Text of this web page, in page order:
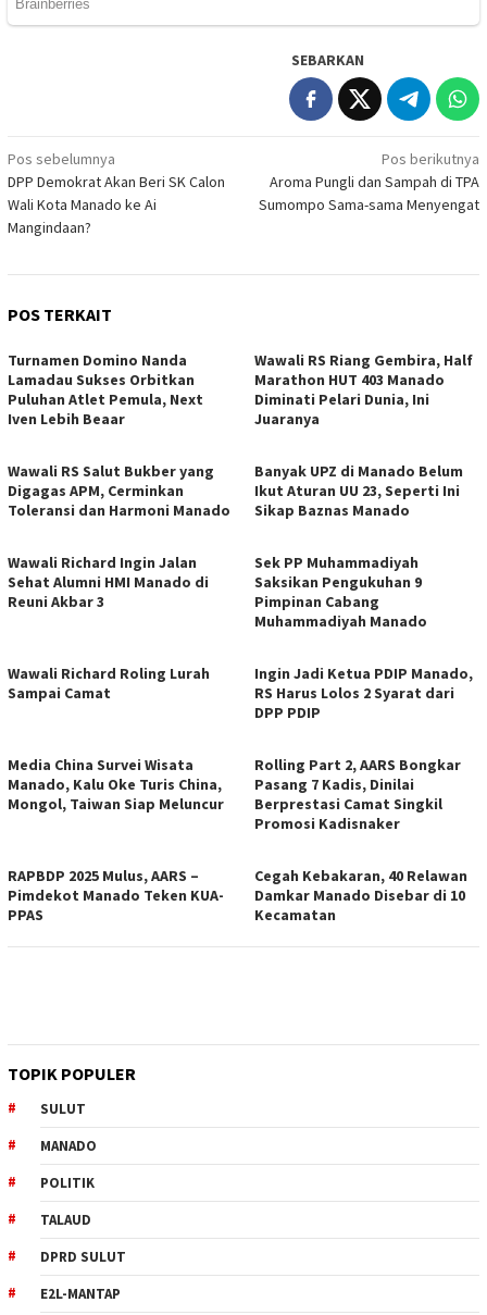
SEBARKAN
Navigasi
pos
Pos sebelumnya
DPP Demokrat Akan Beri SK Calon
Wali Kota Manado ke Ai
Mangindaan?
Pos berikutnya
Aroma Pungli dan Sampah di TPA
Sumompo Sama-sama Menyengat
POS TERKAIT
Turnamen Domino Nanda
Lamadau Sukses Orbitkan
Puluhan Atlet Pemula, Next
Iven Lebih Beaar
Wawali RS Riang Gembira, Half
Marathon HUT 403 Manado
Diminati Pelari Dunia, Ini
Juaranya
Wawali RS Salut Bukber yang
Digagas APM, Cerminkan
Toleransi dan Harmoni Manado
Banyak UPZ di Manado Belum
Ikut Aturan UU 23, Seperti Ini
Sikap Baznas Manado
Wawali Richard Ingin Jalan
Sehat Alumni HMI Manado di
Reuni Akbar 3
Sek PP Muhammadiyah
Saksikan Pengukuhan 9
Pimpinan Cabang
Muhammadiyah Manado
Wawali Richard Roling Lurah
Sampai Camat
Ingin Jadi Ketua PDIP Manado,
RS Harus Lolos 2 Syarat dari
DPP PDIP
Media China Survei Wisata
Manado, Kalu Oke Turis China,
Mongol, Taiwan Siap Meluncur
Rolling Part 2, AARS Bongkar
Pasang 7 Kadis, Dinilai
Berprestasi Camat Singkil
Promosi Kadisnaker
RAPBDP 2025 Mulus, AARS –
Pimdekot Manado Teken KUA-
PPAS
Cegah Kebakaran, 40 Relawan
Damkar Manado Disebar di 10
Kecamatan
TOPIK POPULER
SULUT
MANADO
POLITIK
TALAUD
DPRD SULUT
E2L-MANTAP